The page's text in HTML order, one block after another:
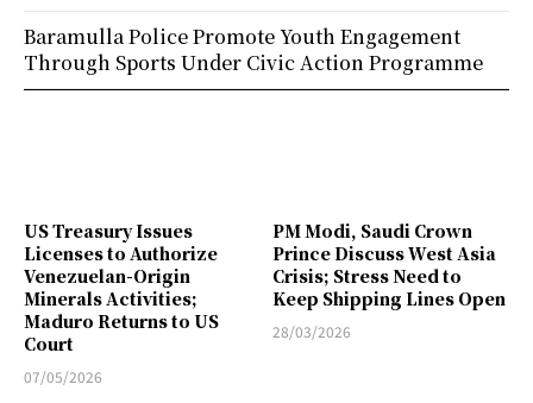
US Treasury Issues
Licenses to Authorize
Venezuelan-Origin
Minerals Activities;
Maduro Returns to US
Court
07/05/2026
PM Modi, Saudi Crown
Prince Discuss West Asia
Crisis; Stress Need to
Keep Shipping Lines Open
28/03/2026
Baramulla Police Promote Youth Engagement
Through Sports Under Civic Action Programme